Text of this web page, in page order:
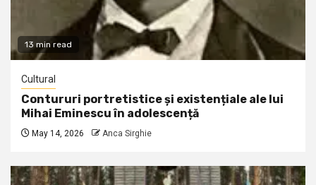
13 min read
Cultural
Contururi portretistice și existențiale ale lui
Mihai Eminescu în adolescență
May 14, 2026 Anca Sirghie